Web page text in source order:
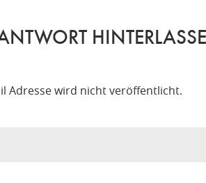
Adresse wird nicht veröffentlicht.